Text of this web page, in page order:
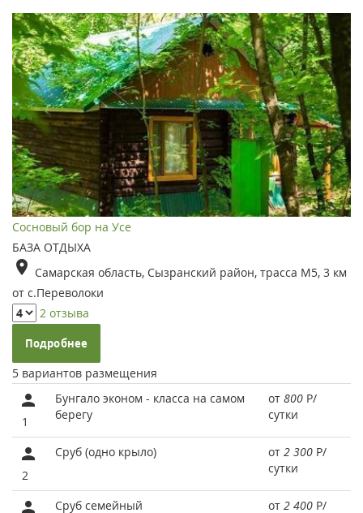
Сосновый бор на Усе
БАЗА ОТДЫХА
Самарская область, Сызранский район, трасса М5, 3 км
от с.Переволоки
2 отзыва
Подробнее
5 вариантов размещения
1
Бунгало эконом - класса на самом
берегу
от 800 Р/
сутки
2
Сруб (одно крыло) от 2 300 Р/
сутки
Сруб семейный от 2 400 Р/